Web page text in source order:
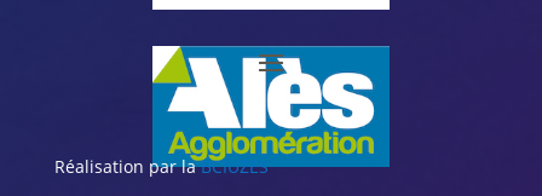
Réalisation par laBCIUZES